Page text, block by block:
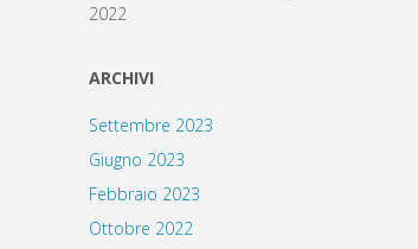
2022
ARCHIVI
Settembre 2023
Giugno 2023
Febbraio 2023
Ottobre 2022